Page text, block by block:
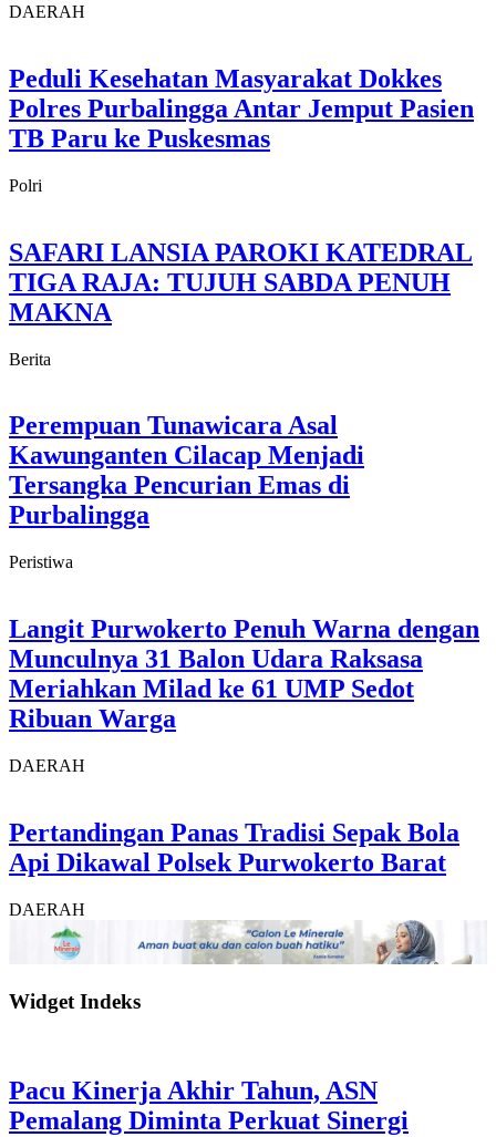
DAERAH
Peduli Kesehatan Masyarakat Dokkes
Polres Purbalingga Antar Jemput Pasien
TB Paru ke Puskesmas
Polri
SAFARI LANSIA PAROKI KATEDRAL
TIGA RAJA: TUJUH SABDA PENUH
MAKNA
Berita
Perempuan Tunawicara Asal
Kawunganten Cilacap Menjadi
Tersangka Pencurian Emas di
Purbalingga
Peristiwa
Langit Purwokerto Penuh Warna dengan
Munculnya 31 Balon Udara Raksasa
Meriahkan Milad ke 61 UMP Sedot
Ribuan Warga
DAERAH
Pertandingan Panas Tradisi Sepak Bola
Api Dikawal Polsek Purwokerto Barat
DAERAH
Widget Indeks
Pacu Kinerja Akhir Tahun, ASN
Pemalang Diminta Perkuat Sinergi